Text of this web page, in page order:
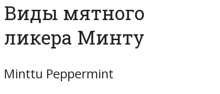
Виды мятного
ликера Минту
Minttu Peppermint